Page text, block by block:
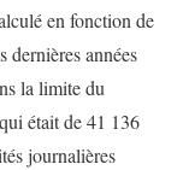
en fonction de
dernières années
la limite du
était de 41 136
journalières